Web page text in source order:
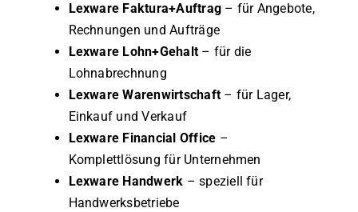
Lexware Faktura+Auftrag – für Angebote,
Rechnungen und Aufträge
Lexware Lohn+Gehalt – für die
Lohnabrechnung
Lexware Warenwirtschaft – für Lager,
Einkauf und Verkauf
Lexware Financial Office –
Komplettlösung für Unternehmen
Lexware Handwerk – speziell für
Handwerksbetriebe